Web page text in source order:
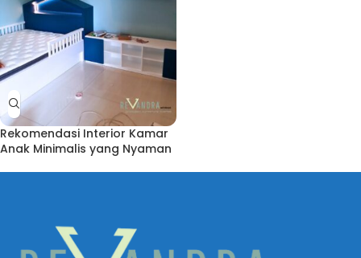
Rekomendasi Interior Kamar
Anak Minimalis yang Nyaman